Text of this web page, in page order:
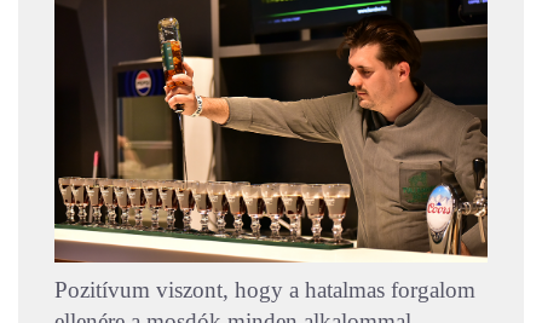
Pozitívum viszont, hogy a hatalmas forgalom